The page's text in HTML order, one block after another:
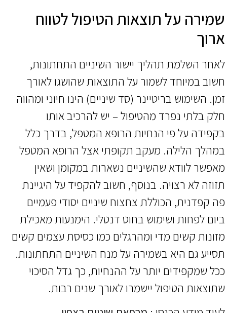
שמירה על תוצאות הטיפול לטווח
ארוך
לאחר השלמת תהליך יישור השיניים התחתונות,
חשוב במיוחד לשמור על התוצאות שהושגו לאורך
זמן. השימוש בריטיינר (סד שיניים) הינו חיוני ומהווה
חלק בלתי נפרד מהטיפול – יש להרכיב אותו
בקפידה על פי הנחיות הרופא המטפל, בדרך כלל
במהלך הלילה. מעקב תקופתי אצל הרופא המטפל
מאפשר לוודא שהשיניים נשארות במקומן ושאין
תזוזה לא רצויה. בנוסף, חשוב להקפיד על היגיינת
פה קפדנית, הכוללת צחצוח שיניים יסודי פעמיים
ביום לפחות ושימוש בחוט דנטלי. הימנעות מאכילת
מזונות קשים מדי ומהרגלים כמו כסיסת עצמים קשים
תסייע גם היא בשמירה על מנח השיניים התחתונות.
ככל שמקפידים יותר על ההנחיות, כך גדל הסיכוי
שתוצאות הטיפול יישמרו לאורך שנים רבות.